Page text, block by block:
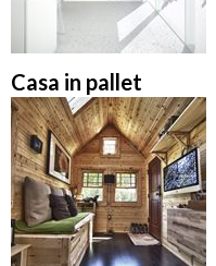
Casa in pallet